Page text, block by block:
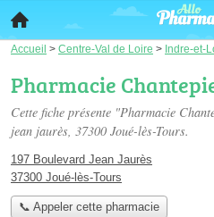
Accueil > Centre-Val de Loire > Indre-et-
Pharmacie
Cette fiche présente "Pharmacie
jean jaurès, 37300 Joué-lès-Tours.
197 Boulevard Jean Jaurès
37300 Joué-lès-Tours
📞 Appeler cette pharmacie